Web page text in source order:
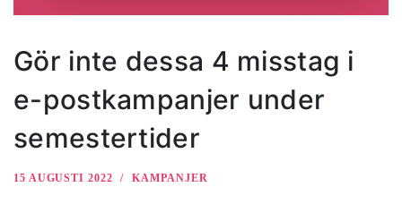
Gör inte dessa 4 misstag i
e-postkampanjer under
semestertider
15 AUGUSTI 2022 KAMPANJER